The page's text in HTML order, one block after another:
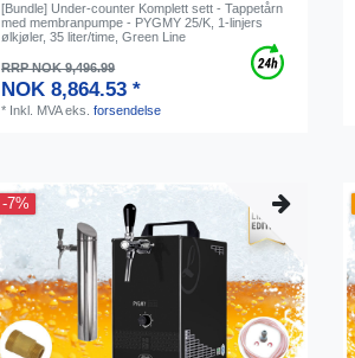
[Bundle] Under-counter Komplett sett - Tappetårn
med membranpumpe - PYGMY 25/K, 1-linjers
ølkjøler, 35 liter/time, Green Line
RRP NOK 9,496.99
NOK 8,864.53 *
* Inkl. MVAeks.forsendelse
-7%